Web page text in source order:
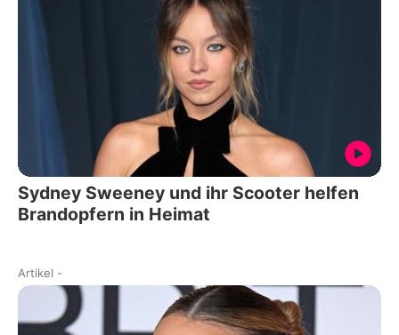
Sydney Sweeney und ihr Scooter helfen
Brandopfern in Heimat
Artikel -